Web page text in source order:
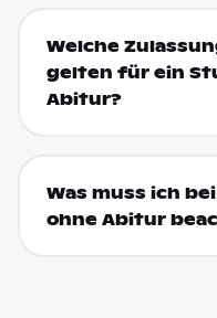
Welche
gelten für ein
Abitur?
Was muss ich
ohne Abitur